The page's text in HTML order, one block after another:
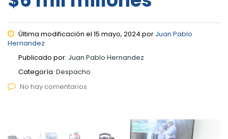
Última modificación el 15 mayo, 2024 por Juan Pablo
Hernandez
Publicado por: Juan Pablo Hernandez
Categoría: Despacho
No hay comentarios